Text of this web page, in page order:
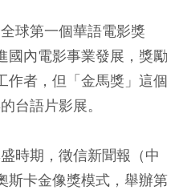
球第一個華語電影獎
國內電影事業發展，獎勵
作者，但「金馬獎」這個
台語片影展。
時期，徵信新聞報（中
斯卡金像獎模式，舉辦第